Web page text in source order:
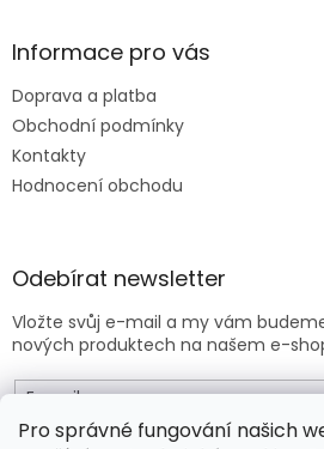
Pro správné fungování našich
Informace pro vás
Doprava a platba
Obchodní podmínky
Kontakty
Hodnocení obchodu
Odebírat newsletter
Vložte svůj e-mail a my vám
nových produktech na našem e-
E-mail